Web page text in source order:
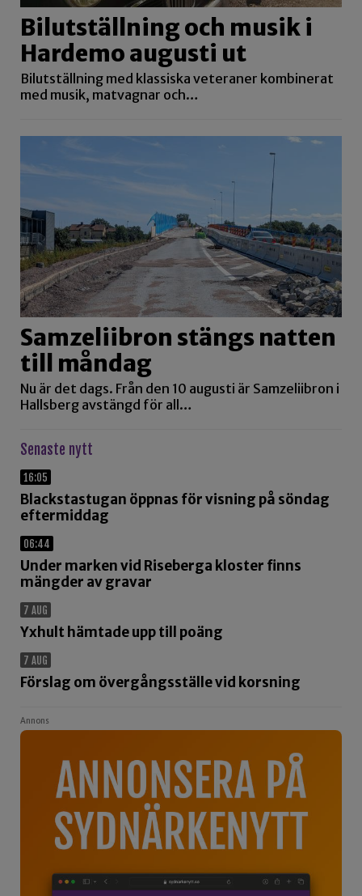
Bilutställning och musik i
Hardemo augusti ut
Bilutställning med klassiska veteraner kombinerat
med musik, matvagnar och…
Samzeliibron stängs natten
till måndag
Nu är det dags. Från den 10 augusti är Samzeliibron i
Hallsberg avstängd för all…
Senaste nytt
16:05
Blackstastugan öppnas för visning på söndag
eftermiddag
06:44
Under marken vid Riseberga kloster finns
mängder av gravar
7 AUG
Yxhult hämtade upp till poäng
7 AUG
Förslag om övergångsställe vid korsning
Annons